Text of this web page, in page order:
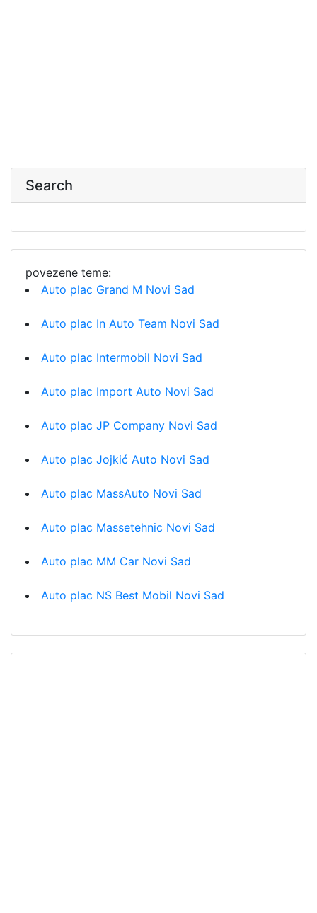
Search
povezene teme:
Auto plac Grand M Novi Sad
Auto plac In Auto Team Novi Sad
Auto plac Intermobil Novi Sad
Auto plac Import Auto Novi Sad
Auto plac JP Company Novi Sad
Auto plac Jojkić Auto Novi Sad
Auto plac MassAuto Novi Sad
Auto plac Massetehnic Novi Sad
Auto plac MM Car Novi Sad
Auto plac NS Best Mobil Novi Sad